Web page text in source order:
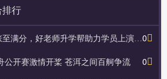
行
0
分，好老师升学帮助力学员上演逆袭神话！
0
公开赛激情开桨 苍洱之间百舸争流